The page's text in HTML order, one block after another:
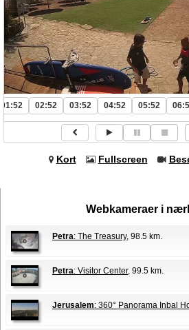
01:52 02:52 03:52 04:52 05:52
Kort Fullscreen
Webkameraer i
Petra: The Treasury, 98.5 km.
Petra: Visitor Center, 99.5 km.
Jerusalem: 360° Panorama Inbal